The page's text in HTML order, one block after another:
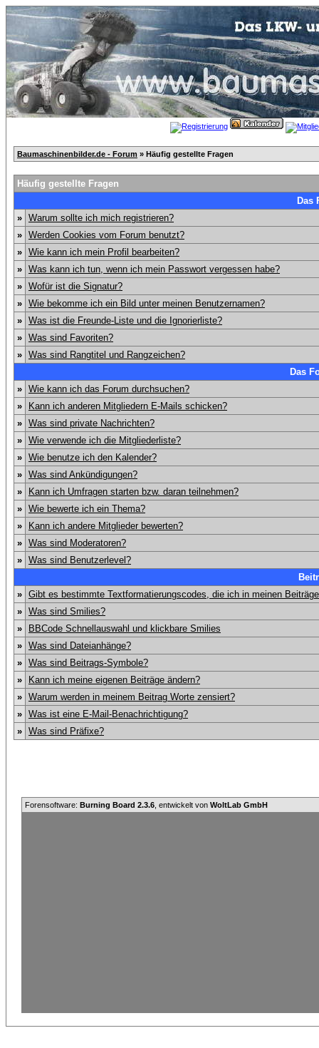
Baumaschinenbilder.de - Forum » Häufig gestellte Fragen
Häufig gestellte Fragen
Das
» Warum sollte ich mich registrieren?
» Werden Cookies vom Forum benutzt?
» Wie kann ich mein Profil bearbeiten?
» Was kann ich tun, wenn ich mein Passwort vergessen habe?
» Wofür ist die Signatur?
» Wie bekomme ich ein Bild unter meinen Benutzernamen?
» Was ist die Freunde-Liste und die Ignorierliste?
» Was sind Favoriten?
» Was sind Rangtitel und Rangzeichen?
Das
» Wie kann ich das Forum durchsuchen?
»
Kann ich anderen Mitgliedern E-Mails schicken?
» Was sind private Nachrichten?
» Wie verwende ich die Mitgliederliste?
» Wie benutze ich den Kalender?
» Was sind Ankündigungen?
»
Kann ich Umfragen starten bzw. daran teilnehmen?
» Wie bewerte ich ein Thema?
»
Kann ich andere Mitglieder bewerten?
» Was sind Moderatoren?
» Was sind Benutzerlevel?
» Gibt es bestimmte Textformatierungscodes, die ich in meinen
» Was sind Smilies?
»
BBCode Schnellauswahl und klickbare Smilies
» Was sind Dateianhänge?
» Was sind Beitrags-Symbole?
»
Kann ich meine eigenen Beiträge ändern?
» Warum werden in meinem Beitrag Worte zensiert?
» Was ist eine E-Mail-Benachrichtigung?
» Was sind Präfixe?
Forensoftware: Burning Board 2.3.6 , entwickelt von WoltLab GmbH